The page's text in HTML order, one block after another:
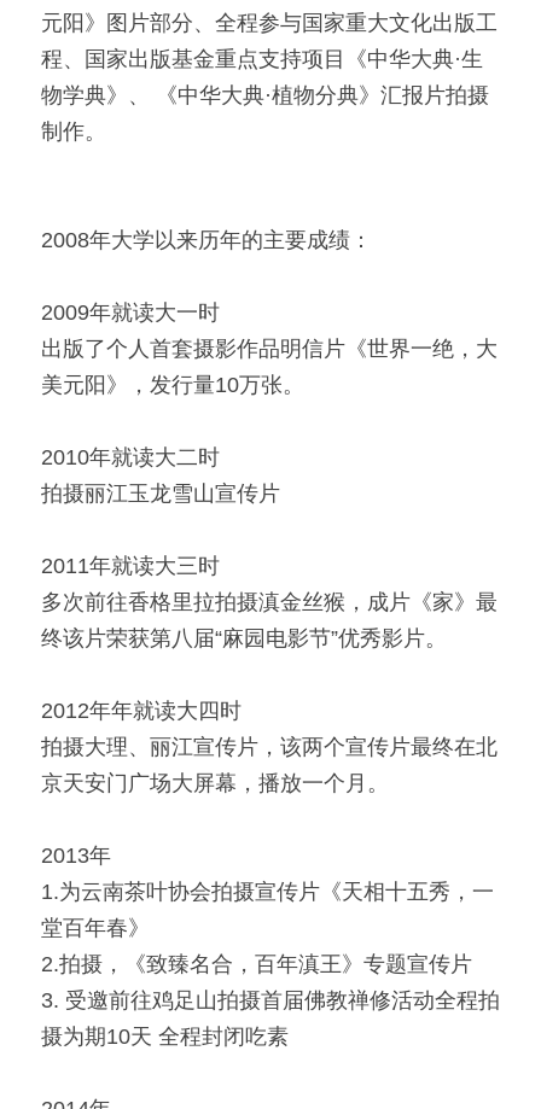
元阳》图片部分、全程参与国家重大文化出版工
程、国家出版基金重点支持项目《中华大典·生
物学典》、 《中华大典·植物分典》汇报片拍摄
制作。
2008年大学以来历年的主要成绩：
2009年就读大一时
出版了个人首套摄影作品明信片《世界一绝，大
美元阳》，发行量10万张。
2010年就读大二时
拍摄丽江玉龙雪山宣传片
2011年就读大三时
多次前往香格里拉拍摄滇金丝猴，成片《家》最
终该片荣获第八届“麻园电影节”优秀影片。
2012年年就读大四时
拍摄大理、丽江宣传片，该两个宣传片最终在北
京天安门广场大屏幕，播放一个月。
2013年
1.为云南茶叶协会拍摄宣传片《天相十五秀，一
堂百年春》
2.拍摄，《致臻名合，百年滇王》专题宣传片
3. 受邀前往鸡足山拍摄首届佛教禅修活动全程拍
摄为期10天 全程封闭吃素